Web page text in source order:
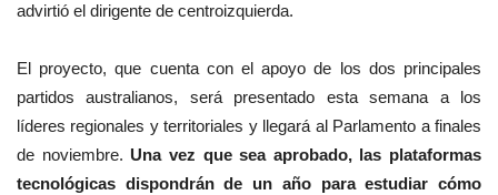
advirtió el dirigente de centroizquierda.
El proyecto, que cuenta con el apoyo de los dos principales
partidos australianos, será presentado esta semana a los
líderes regionales y territoriales y llegará al Parlamento a finales
de noviembre. Una vez que sea aprobado, las plataformas
tecnológicas dispondrán de un año para estudiar cómo